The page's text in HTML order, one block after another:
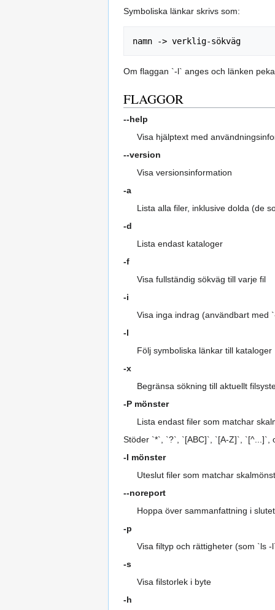
Symboliska länkar skrivs som:
Om flaggan `-l` anges och länken
FLAGGOR
--help
Visa hjälptext med
--version
Visa versionsinformation
-a
Lista alla filer, inklusive dolda (de
-d
Lista endast kataloger
-f
Visa fullständig sökväg till varje fil
-i
Visa inga indrag (användbart med
-l
Följ symboliska länkar till kataloger
-x
Begränsa sökning till aktuellt
-P mönster
Lista endast filer som matchar
Stöder `*`, `?`, `[ABC]`, `[A-Z]`, `[^...]`,
-I mönster
Uteslut filer som matchar
--noreport
Hoppa över sammanfattning i slutet
-p
Visa filtyp och rättigheter (som `ls -
-s
Visa filstorlek i byte
-h